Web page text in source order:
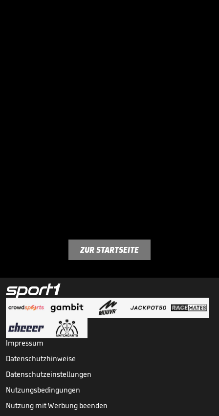
ZUR STARTSEITE
Impressum
Datenschutzhinweise
Datenschutzeinstellungen
Nutzungsbedingungen
Nutzung mit Werbung beenden